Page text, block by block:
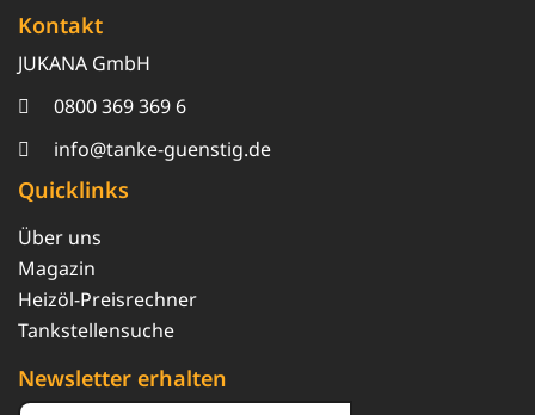
Kontakt
JUKANA GmbH
0800 369 369 6
info@tanke-guenstig.de
Quicklinks
Über uns
Magazin
Heizöl-Preisrechner
Tankstellensuche
Newsletter erhalten